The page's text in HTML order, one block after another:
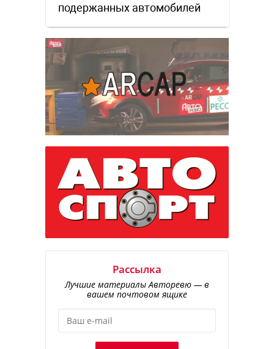
подержанных автомобилей
Рассылка
Лучшие материалы Авторевю — в
вашем почтовом ящике